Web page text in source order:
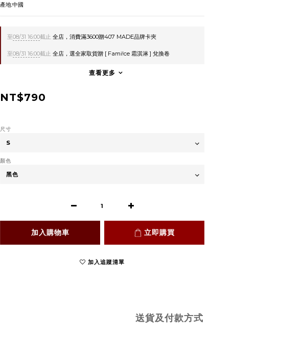
產地:中國
至08/31 16:00截止 全店，消費滿3600贈407 MADE品牌卡夾
至08/31 16:00截止 全店，選全家取貨贈 [ Fami!ce 霜淇淋 ] 兌換卷
查看更多
NT$790
尺寸
顏色
加入購物車 立即購買
加入追蹤清單
送貨及付款方式